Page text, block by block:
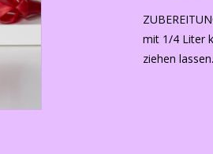
mit 1/4 Liter
ziehen